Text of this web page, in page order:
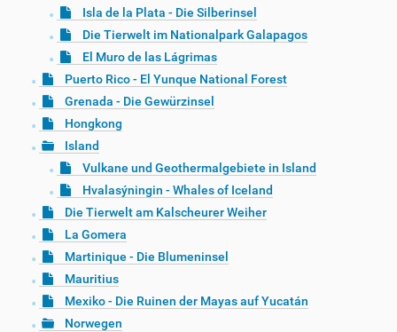
Isla de la Plata - Die Silberinsel
Die Tierwelt im Nationalpark Galapagos
El Muro de las Lágrimas
Puerto Rico - El Yunque National Forest
Grenada - Die Gewürzinsel
Hongkong
Island
Vulkane und Geothermalgebiete in Island
Hvalasýningin - Whales of Iceland
Die Tierwelt am Kalscheurer Weiher
La Gomera
Martinique - Die Blumeninsel
Mauritius
Mexiko - Die Ruinen der Mayas auf Yucatán
Norwegen